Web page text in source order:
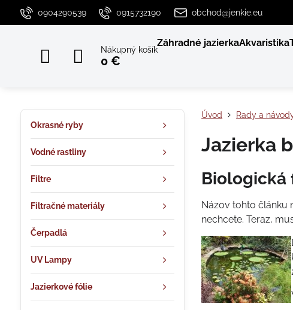
0904290539 0915732190 obchod@jenkie.eu
Nákupný košík
0 €
Záhradné jazierkaAkvaristika
Úvod Rady a
Jazierka
Biologická
Názov tohto článku
nechcete. Teraz,
Okrasné ryby
Vodné rastliny
Filtre
Filtračné materiály
Čerpadlá
UV Lampy
Jazierkové fólie